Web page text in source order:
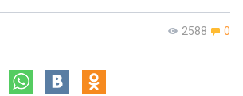
2588 0